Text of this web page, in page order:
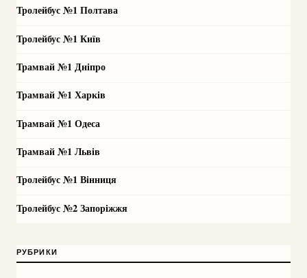
Тролейбус №1 Полтава
Тролейбус №1 Київ
Трамвай №1 Дніпро
Трамвай №1 Харків
Трамвай №1 Одеса
Трамвай №1 Львів
Тролейбус №1 Вінниця
Тролейбус №2 Запоріжжя
РУБРИКИ